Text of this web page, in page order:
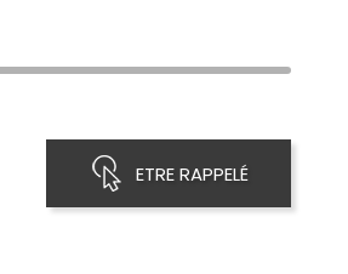
ETRE RAPPELÉ